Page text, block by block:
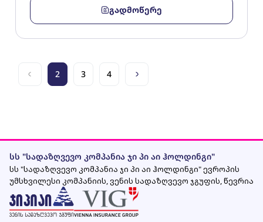
გადმოწერე
2 3 4
სს "სადაზღვევო კომპანია ჯი პი აი ჰოლდინგი"
სს "სადაზღვევო კომპანია ჯი პი აი ჰოლდინგი" ევროპის
უმსხვილესი კომპანიის, ვენის სადაზღვევო ჯგუფის, წევრია